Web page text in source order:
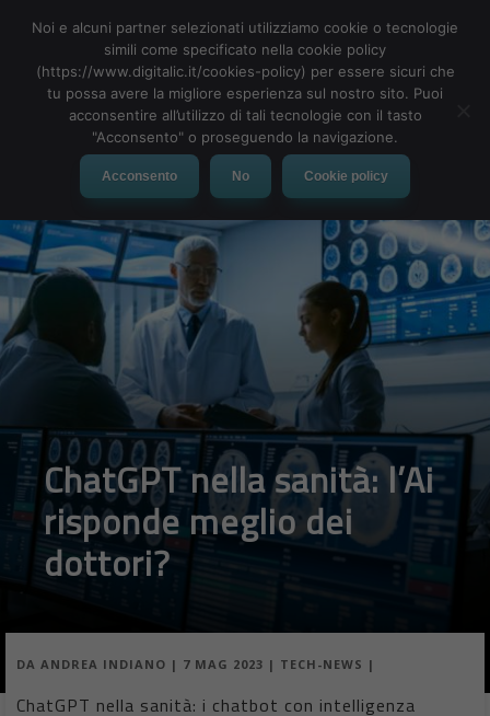
MENU
ChatGPT nella sanità: l’Ai
risponde meglio dei
dottori?
DA ANDREA INDIANO | 7 MAG 2023 | TECH-NEWS |
ChatGPT nella sanità: i chatbot con intelligenza
Noi e alcuni partner selezionati utilizziamo cookie o tecnologie
simili come specificato nella cookie policy
(https://www.digitalic.it/cookies-policy) per essere sicuri che
tu possa avere la migliore esperienza sul nostro sito. Puoi
acconsentire all’utilizzo di tali tecnologie con il tasto
"Acconsento" o proseguendo la navigazione.
Acconsento No Cookie policy